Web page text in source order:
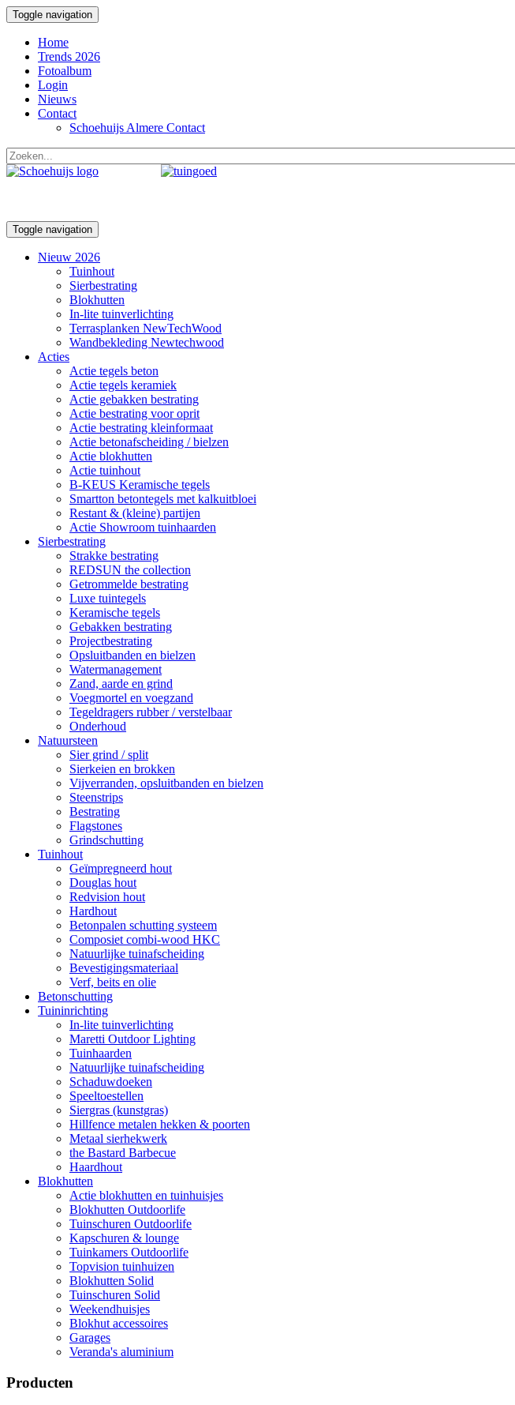
Toggle navigation
Home
Trends 2026
Fotoalbum
Login
Nieuws
Contact
Schoehuijs Almere Contact
Toggle navigation
Nieuw 2026
Tuinhout
Sierbestrating
Blokhutten
In-lite tuinverlichting
Terrasplanken NewTechWood
Wandbekleding Newtechwood
Acties
Actie tegels beton
Actie tegels keramiek
Actie gebakken bestrating
Actie bestrating voor oprit
Actie bestrating kleinformaat
Actie betonafscheiding / bielzen
Actie blokhutten
Actie tuinhout
B-KEUS Keramische tegels
Smartton betontegels met kalkuitbloei
Restant & (kleine) partijen
Actie Showroom tuinhaarden
Sierbestrating
Strakke bestrating
REDSUN the collection
Getrommelde bestrating
Luxe tuintegels
Keramische tegels
Gebakken bestrating
Projectbestrating
Opsluitbanden en bielzen
Watermanagement
Zand, aarde en grind
Voegmortel en voegzand
Tegeldragers rubber / verstelbaar
Onderhoud
Natuursteen
Sier grind / split
Sierkeien en brokken
Vijverranden, opsluitbanden en bielzen
Steenstrips
Bestrating
Flagstones
Grindschutting
Tuinhout
Geïmpregneerd hout
Douglas hout
Redvision hout
Hardhout
Betonpalen schutting systeem
Composiet combi-wood HKC
Natuurlijke tuinafscheiding
Bevestigingsmateriaal
Verf, beits en olie
Betonschutting
Tuininrichting
In-lite tuinverlichting
Maretti Outdoor Lighting
Tuinhaarden
Natuurlijke tuinafscheiding
Schaduwdoeken
Speeltoestellen
Siergras (kunstgras)
Hillfence metalen hekken & poorten
Metaal sierhekwerk
the Bastard Barbecue
Haardhout
Blokhutten
Actie blokhutten en tuinhuisjes
Blokhutten Outdoorlife
Tuinschuren Outdoorlife
Kapschuren & lounge
Tuinkamers Outdoorlife
Topvision tuinhuizen
Blokhutten Solid
Tuinschuren Solid
Weekendhuisjes
Blokhut accessoires
Garages
Veranda's aluminium
Producten